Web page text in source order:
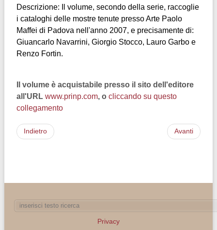
Descrizione: Il volume, secondo della serie, raccoglie
i cataloghi delle mostre tenute presso Arte Paolo
Maffei di Padova nell'anno 2007, e precisamente di:
Giuancarlo Navarrini, Giorgio Stocco, Lauro Garbo e
Renzo Fortin.
Il volume è acquistabile presso il sito dell'editore
all'URL www.prinp.com, o cliccando su questo
collegamento
Indietro Avanti
Privacy